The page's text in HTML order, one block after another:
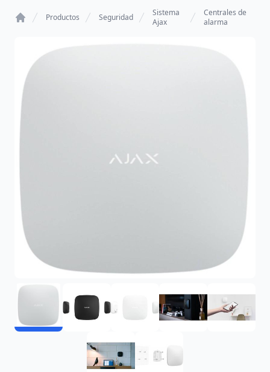
Productos Seguridad
Sistema
Ajax
Centrales de
alarma